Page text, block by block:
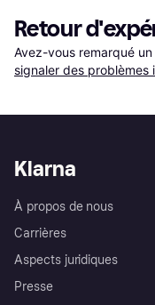
Retour
Avez-vous remarqué
signaler des problèmes
Klarna
À propos de nous
Carrières
Aspects juridiques
Presse